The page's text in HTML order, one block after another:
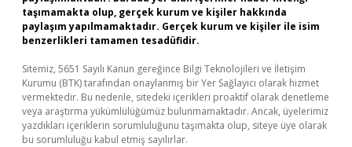
taşımamakta olup, gerçek kurum ve kişiler hakkında
paylaşım yapılmamaktadır. Gerçek kurum ve kişiler ile isim
benzerlikleri tamamen tesadüfidir.
Sitemiz, 5651 Sayılı Kanun gereğince Bilgi Teknolojileri ve İletişim
Kurumu (BTK) tarafından onaylanmış bir Yer Sağlayıcı olarak hizmet
vermektedir. Bu nedenle, sitedeki içerikleri proaktif olarak denetleme
veya araştırma yükümlülüğümüz bulunmamaktadır. Ancak, üyelerimiz
yazdıkları içeriklerin sorumluluğunu taşımakta olup, siteye üye olarak
bu sorumluluğu kabul etmiş sayılırlar.